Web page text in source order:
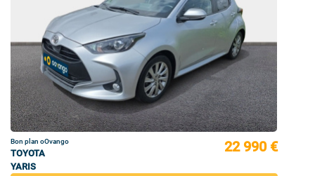
Bon plan oOvango
TOYOTA
YARIS
22 990 €